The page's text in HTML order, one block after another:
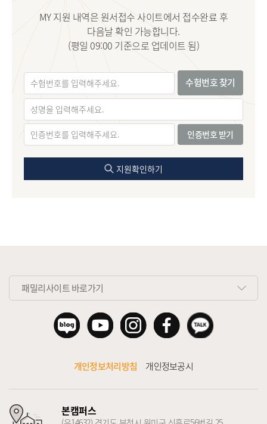
MY 지원 내역은 원서접수 사이트에서 접수완료 후
다음날 확인 가능합니다.
(평일 09:00 기준으로 업데이트 됨)
수험번호 찾기
인증번호 받기
지원확인하기
패밀리사이트 바로가기
개인정보처리방침 개인정보공시
본캠퍼스